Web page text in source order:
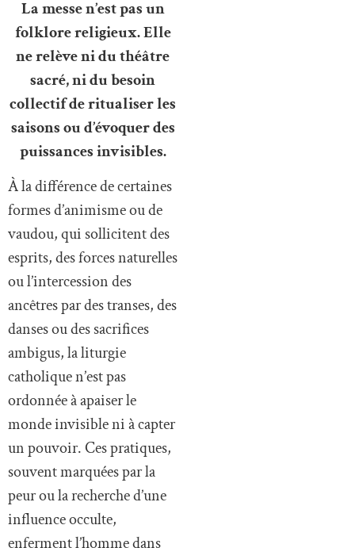
La messe n’est pas un
folklore religieux. Elle
ne relève ni du théâtre
sacré, ni du besoin
collectif de ritualiser les
saisons ou d’évoquer des
puissances invisibles.
À la différence de certaines
formes d’animisme ou de
vaudou, qui sollicitent des
esprits, des forces naturelles
ou l’intercession des
ancêtres par des transes, des
danses ou des sacrifices
ambigus, la liturgie
catholique n’est pas
ordonnée à apaiser le
monde invisible ni à capter
un pouvoir. Ces pratiques,
souvent marquées par la
peur ou la recherche d’une
influence occulte,
enferment l’homme dans